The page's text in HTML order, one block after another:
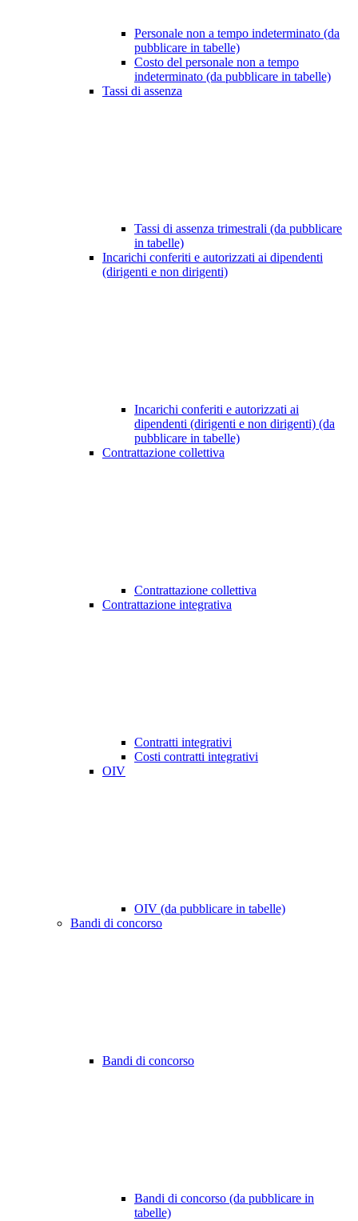
Personale non a tempo indeterminato (da
pubblicare in tabelle)
Costo del personale non a tempo
indeterminato (da pubblicare in tabelle)
Tassi di assenza
Tassi di assenza trimestrali (da pubblicare
in tabelle)
Incarichi conferiti e autorizzati ai dipendenti
(dirigenti e non dirigenti)
Incarichi conferiti e autorizzati ai
dipendenti (dirigenti e non dirigenti) (da
pubblicare in tabelle)
Contrattazione collettiva
Contrattazione collettiva
Contrattazione integrativa
Contratti integrativi
Costi contratti integrativi
OIV
OIV (da pubblicare in tabelle)
Bandi di concorso
Bandi di concorso
Bandi di concorso (da pubblicare in
tabelle)